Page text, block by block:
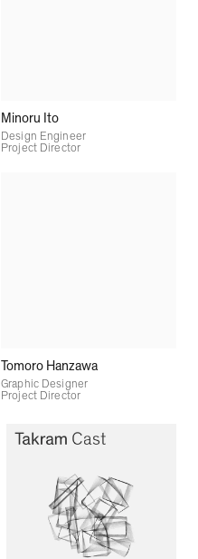
Minoru Ito
Design Engineer
Project Director
Tomoro Hanzawa
Graphic Designer
Project Director